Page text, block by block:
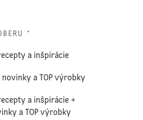
*
a inšpirácie
a TOP výrobky
a inšpirácie +
a TOP výrobky